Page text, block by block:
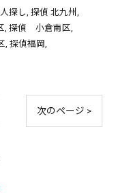
探し 探偵 北九州
探偵 小倉南区
探偵福岡
次のページ >